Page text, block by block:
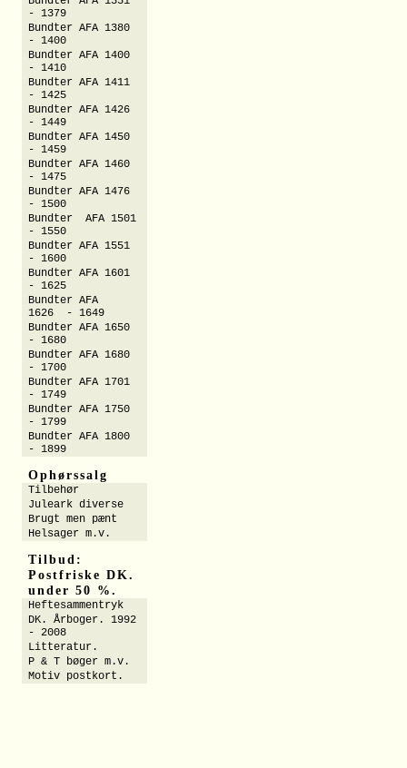
- 1379
Bundter AFA 1380
- 1400
Bundter AFA 1400
- 1410
Bundter AFA 1411
- 1425
Bundter AFA 1426
- 1449
Bundter AFA 1450
- 1459
Bundter AFA 1460
- 1475
Bundter AFA 1476
- 1500
Bundter AFA 1501
- 1550
Bundter AFA 1551
- 1600
Bundter AFA 1601
- 1625
Bundter AFA
1626 - 1649
Bundter AFA 1650
- 1680
Bundter AFA 1680
- 1700
Bundter AFA 1701
- 1749
Bundter AFA 1750
- 1799
Bundter AFA 1800
- 1899
Ophørssalg
Tilbehør
Juleark diverse
Brugt men pænt
Helsager m.v.
Tilbud:
Postfriske DK.
under 50 %.
Heftesammentryk
DK. Årboger. 1992
- 2008
Litteratur.
P & T bøger m.v.
Motiv postkort.